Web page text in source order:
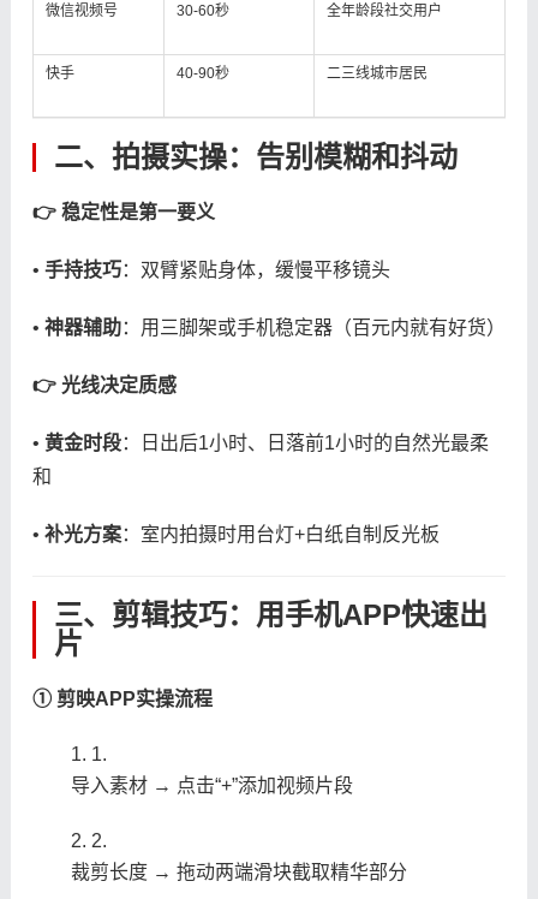
微信视频号 30-60秒 全年龄段社交用户
快手 40-90秒 二三线城市居民
二、拍摄实操：告别模糊和抖动
​👉 稳定性是第一要义​
• ​ ​手持技巧​​：双臂紧贴身体，缓慢平移镜头
• ​ ​神器辅助​​：用三脚架或手机稳定器（百元内就有好货）
​👉 光线决定质感​
• ​ ​黄金时段​​：日出后1小时、日落前1小时的自然光最柔
和
• ​ ​补光方案​​：室内拍摄时用台灯+白纸自制反光板
三、剪辑技巧：用手机APP快速出
片
​① 剪映APP实操流程​
1.
导入素材 → 点击“+”添加视频片段
2.
裁剪长度 → 拖动两端滑块截取精华部分